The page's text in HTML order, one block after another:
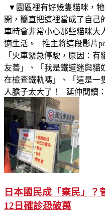
▼園區裡有好幾隻貓咪，
開，簡直把這裡當成了自己
車時會非常小心那些貓咪大
適生活。 推主將這段影片
「火車緊急停駛，原因：
友善」、「我是鐵道迷與貓
在檢查鐵軌嗎」、「這是一
人膽子太大了！ 延伸閱
日本國民成「棄民」？
12日確診恐破萬